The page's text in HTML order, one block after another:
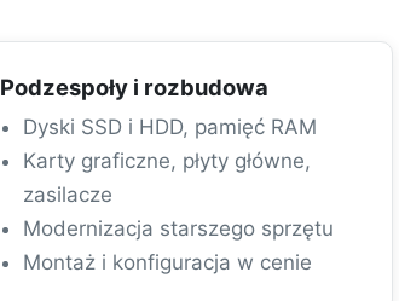
Podzespoły i rozbudowa
Dyski SSD i HDD, pamięć RAM
Karty graficzne, płyty główne,
zasilacze
Modernizacja starszego sprzętu
Montaż i konfiguracja w cenie